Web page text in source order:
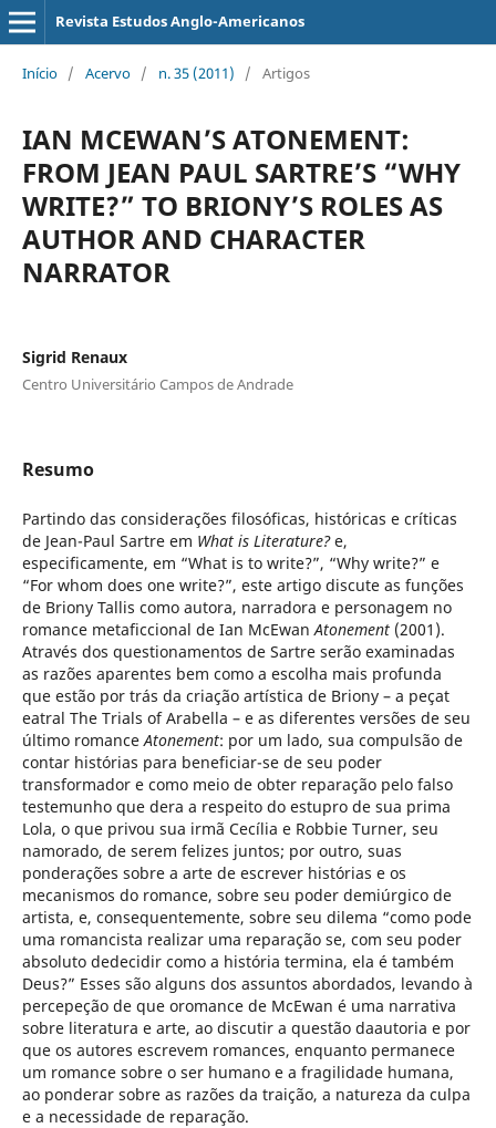
Revista Estudos Anglo-Americanos
Início / Acervo / n. 35 (2011) / Artigos
IAN MCEWAN’S ATONEMENT:
FROM JEAN PAUL SARTRE’S “WHY
WRITE?” TO BRIONY’S ROLES AS
AUTHOR AND CHARACTER
NARRATOR
Sigrid Renaux
Centro Universitário Campos de Andrade
Resumo
Partindo das considerações filosóficas, históricas e críticas
de Jean-Paul Sartre em What is Literature?e,
especificamente, em “What is to write?”, “Why write?” e
“For whom does one write?”, este artigo discute as funções
de Briony Tallis como autora, narradora e personagem no
romance metaficcional de Ian McEwanAtonement(2001).
Através dos questionamentos de Sartre serão examinadas
as razões aparentes bem como a escolha mais profunda
que estão por trás da criação artística de Briony – a peçat
eatral The Trials of Arabella – e as diferentes versões de seu
último romanceAtonement: por um lado, sua compulsão de
contar histórias para beneficiar-se de seu poder
transformador e como meio de obter reparação pelo falso
testemunho que dera a respeito do estupro de sua prima
Lola, o que privou sua irmã Cecília e Robbie Turner, seu
namorado, de serem felizes juntos; por outro, suas
ponderações sobre a arte de escrever histórias e os
mecanismos do romance, sobre seu poder demiúrgico de
artista, e, consequentemente, sobre seu dilema “como pode
uma romancista realizar uma reparação se, com seu poder
absoluto dedecidir como a história termina, ela é também
Deus?” Esses são alguns dos assuntos abordados, levando à
percepeção de que oromance de McEwan é uma narrativa
sobre literatura e arte, ao discutir a questão daautoria e por
que os autores escrevem romances, enquanto permanece
um romance sobre o ser humano e a fragilidade humana,
ao ponderar sobre as razões da traição, a natureza da culpa
e a necessidade de reparação.